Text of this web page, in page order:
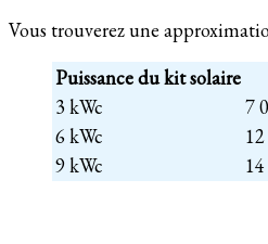
Vous trouverez une
Puissance du kit solaire
3 kWc
7
6 kWc
9 kWc